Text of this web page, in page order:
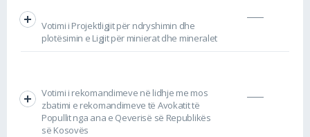
Votimi i Projektligjit për ndryshimin dhe
plotësimin e Ligjit për minierat dhe mineralet
Votimi i rekomandimeve në lidhje me mos
zbatimi e rekomandimeve të Avokatit të
Popullit nga ana e Qeverisë së Republikës
së Kosovës